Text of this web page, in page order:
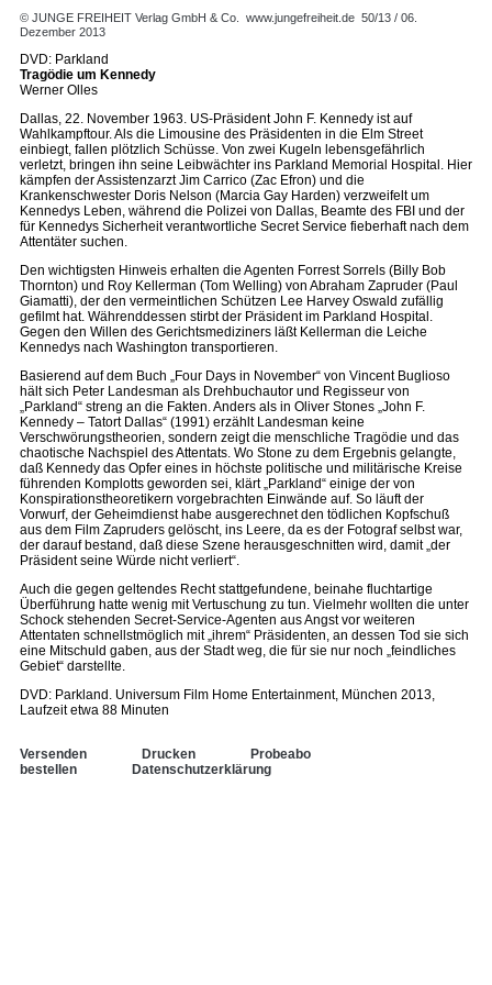
© JUNGE FREIHEIT Verlag GmbH & Co. www.jungefreiheit.de 50/13 / 06.
Dezember 2013
DVD: Parkland
Tragödie um Kennedy
Werner Olles
Dallas, 22. November 1963. US-Präsident John F. Kennedy ist auf
Wahlkampftour. Als die Limousine des Präsidenten in die Elm Street
einbiegt, fallen plötzlich Schüsse. Von zwei Kugeln lebensgefährlich
verletzt, bringen ihn seine Leibwächter ins Parkland Memorial Hospital. Hier
kämpfen der Assistenzarzt Jim Carrico (Zac Efron) und die
Krankenschwester Doris Nelson (Marcia Gay Harden) verzweifelt um
Kennedys Leben, während die Polizei von Dallas, Beamte des FBI und der
für Kennedys Sicherheit verantwortliche Secret Service fieberhaft nach dem
Attentäter suchen.
Den wichtigsten Hinweis erhalten die Agenten Forrest Sorrels (Billy Bob
Thornton) und Roy Kellerman (Tom Welling) von Abraham Zapruder (Paul
Giamatti), der den vermeintlichen Schützen Lee Harvey Oswald zufällig
gefilmt hat. Währenddessen stirbt der Präsident im Parkland Hospital.
Gegen den Willen des Gerichtsmediziners läßt Kellerman die Leiche
Kennedys nach Washington transportieren.
Basierend auf dem Buch „Four Days in November“ von Vincent Buglioso
hält sich Peter Landesman als Drehbuchautor und Regisseur von
„Parkland“ streng an die Fakten. Anders als in Oliver Stones „John F.
Kennedy – Tatort Dallas“ (1991) erzählt Landesman keine
Verschwörungstheorien, sondern zeigt die menschliche Tragödie und das
chaotische Nachspiel des Attentats. Wo Stone zu dem Ergebnis gelangte,
daß Kennedy das Opfer eines in höchste politische und militärische Kreise
führenden Komplotts geworden sei, klärt „Parkland“ einige der von
Konspirationstheoretikern vorgebrachten Einwände auf. So läuft der
Vorwurf, der Geheimdienst habe ausgerechnet den tödlichen Kopfschuß
aus dem Film Zapruders gelöscht, ins Leere, da es der Fotograf selbst war,
der darauf bestand, daß diese Szene herausgeschnitten wird, damit „der
Präsident seine Würde nicht verliert“.
Auch die gegen geltendes Recht stattgefundene, beinahe fluchtartige
Überführung hatte wenig mit Vertuschung zu tun. Vielmehr wollten die unter
Schock stehenden Secret-Service-Agenten aus Angst vor weiteren
Attentaten schnellstmöglich mit „ihrem“ Präsidenten, an dessen Tod sie sich
eine Mitschuld gaben, aus der Stadt weg, die für sie nur noch „feindliches
Gebiet“ darstellte.
DVD: Parkland. Universum Film Home Entertainment, München 2013,
Laufzeit etwa 88 Minuten
Versenden Drucken
Probeabo
bestellen
Datenschutzerklärung